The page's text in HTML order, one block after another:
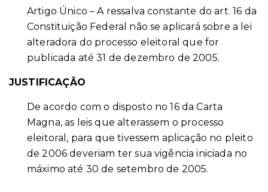
Artigo Único – A ressalva constante do art. 16 da
Constituição Federal não se aplicará sobre a lei
alteradora do processo eleitoral que for
publicada até 31 de dezembro de 2005.
JUSTIFICAÇÃO
De acordo com o disposto no 16 da Carta
Magna, as leis que alterassem o processo
eleitoral, para que tivessem aplicação no pleito
de 2006 deveriam ter sua vigência iniciada no
máximo até 30 de setembro de 2005.